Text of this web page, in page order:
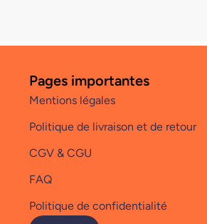
Pages importantes
Mentions légales
Politique de livraison et de retour
CGV & CGU
FAQ
Politique de confidentialité